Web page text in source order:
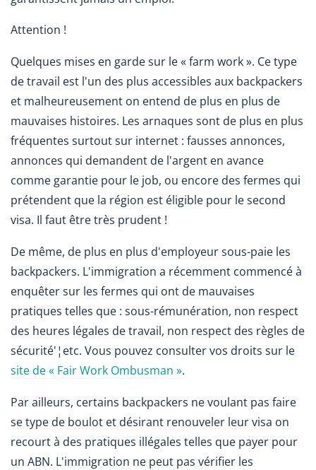
Attention !
Quelques mises en garde sur le « farm work ». Ce type
de travail est l'un des plus accessibles aux backpackers
et malheureusement on entend de plus en plus de
mauvaises histoires. Les arnaques sont de plus en plus
fréquentes surtout sur internet : fausses annonces,
annonces qui demandent de l'argent en avance
comme garantie pour le job, ou encore des fermes qui
prétendent que la région est éligible pour le second
visa. Il faut être très prudent !
De même, de plus en plus d'employeur sous-paie les
backpackers. L'immigration a récemment commencé à
enquêter sur les fermes qui ont de mauvaises
pratiques telles que : sous-rémunération, non respect
des heures légales de travail, non respect des règles de
sécurité'¦etc. Vous pouvez consulter vos droits sur le
site de « Fair Work Ombusman ».
Par ailleurs, certains backpackers ne voulant pas faire
se type de boulot et désirant renouveler leur visa on
recourt à des pratiques illégales telles que payer pour
un ABN. L'immigration ne peut pas vérifier les